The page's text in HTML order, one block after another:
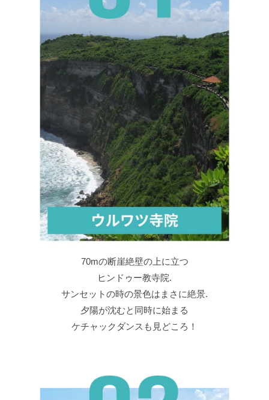
70mの断崖絶壁の上に立つ
ヒンドゥー教寺院.
サンセットの時の景色はまさに絶景.
夕陽が沈むと同時に始まる
ケチャックダンスも見どころ！